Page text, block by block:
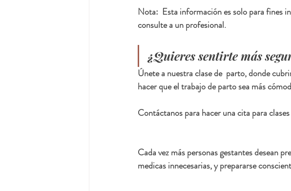
Nota:  Esta información es solo para fines
consulte a un profesional.
¿Quieres sentirte más
Únete a nuestra clase de  parto, donde
hacer que el trabajo de parto sea más
Contáctanos para hacer una cita para
Cada vez más personas gestantes desean
medicas innecesarias, y prepararse